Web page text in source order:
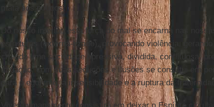
mata aos poucos.
Do nosso interior, esta força do mal se encarna nas
estruturas (externa-lizado), provocando violência,
criando uma sociedade opressiva, dividida, conflituosa,
situação, com suas seduções e ilusões se constitui em
para o egoísmo, a insensibilidade e a ruptura da